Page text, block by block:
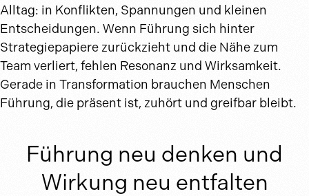
Alltag: in Konflikten, Spannungen und kleinen
Entscheidungen. Wenn Führung sich hinter
Strategiepapiere zurückzieht und die Nähe zum
Team verliert, fehlen Resonanz und Wirksamkeit.
Gerade in Transformation brauchen Menschen
Führung, die präsent ist, zuhört und greifbar bleibt.
Führung neu denken und
Wirkung neu entfalten